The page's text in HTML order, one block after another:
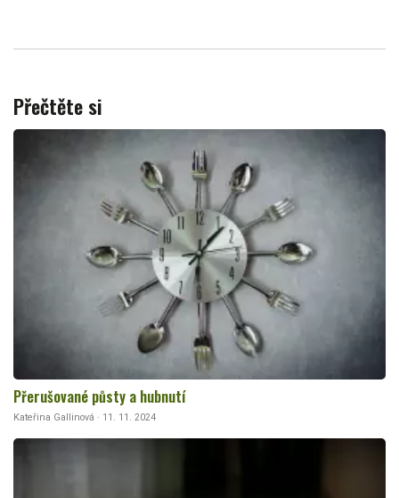
Přečtěte si
Přerušované půsty a hubnutí
Kateřina Gallinová · 11. 11. 2024